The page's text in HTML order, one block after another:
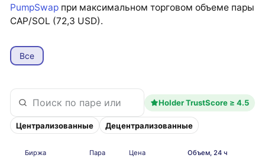
PumpSwap при максимальном торговом объеме пары
CAP/SOL (72,3 USD).
Все
Holder TrustScore ≥ 4.5
Централизованные Децентрализованные
Биржа Пара Цена Объем, 24 ч